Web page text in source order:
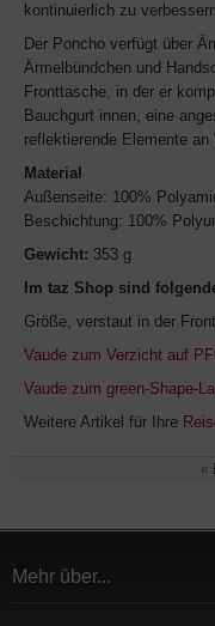
kontinuierlich zu
Der Poncho verfügt über
Ärmelbündchen und
Fronttasche, in der er
Bauchgurt innen, eine
reflektierende Elemente an
Material
Außenseite: 100%
Beschichtung: 100%
Gewicht: 353 g
Im taz Shop sind
Größe, verstaut in der
Vaude zum Verzicht auf
Vaude zum green-Shape-
Weitere Artikel für Ihre
«
Mehr über...